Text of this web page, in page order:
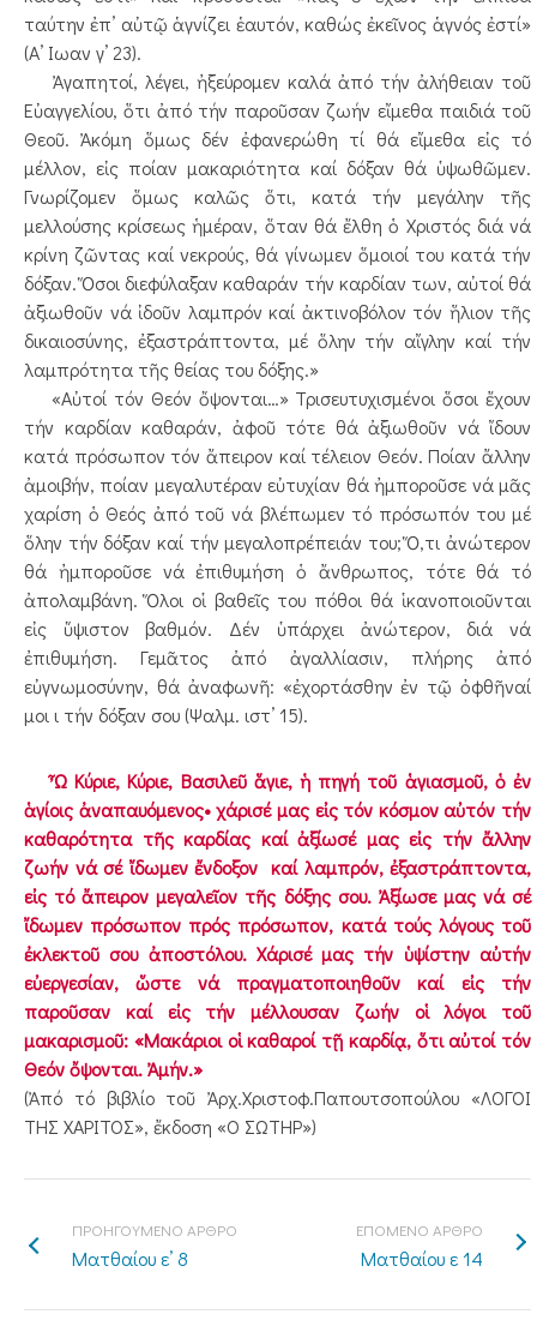
ταύτην ἐπ’ αὐτῷ ἁγνίζει ἑαυτόν, καθώς ἐκεῖνος ἁγνός ἐστί»
(Α’ Ιωαν γ’ 23).
Ἀγαπητοί, λέγει, ἠξεύρομεν καλά ἀπό τήν ἀλήθειαν τοῦ
Εὐαγγελίου, ὅτι ἀπό τήν παροῦσαν ζωήν εἴμεθα παιδιά τοῦ
Θεοῦ. Ἀκόμη ὅμως δέν ἐφανερώθη τί θά εἴμεθα εἰς τό
μέλλον, εἰς ποίαν μακαριότητα καί δόξαν θά ὑψωθῶμεν.
Γνωρίζομεν ὅμως καλῶς ὅτι, κατά τήν μεγάλην τῆς
μελλούσης κρίσεως ἡμέραν, ὅταν θά ἔλθη ὁ Χριστός διά νά
κρίνη ζῶντας καί νεκρούς, θά γίνωμεν ὅμοιοί του κατά τήν
δόξαν. Ὅσοι διεφύλαξαν καθαράν τήν καρδίαν των, αὐτοί θά
ἀξιωθοῦν νά ἰδοῦν λαμπρόν καί ἀκτινοβόλον τόν ἥλιον τῆς
δικαιοσύνης, ἐξαστράπτοντα, μέ ὅλην τήν αἴγλην καί τήν
λαμπρότητα τῆς θείας του δόξης.»
«Αὐτοί τόν Θεόν ὄψονται…» Τρισευτυχισμένοι ὅσοι ἔχουν
τήν καρδίαν καθαράν, ἀφοῦ τότε θά ἀξιωθοῦν νά ἴδουν
κατά πρόσωπον τόν ἄπειρον καί τέλειον Θεόν. Ποίαν ἄλλην
ἀμοιβήν, ποίαν μεγαλυτέραν εὐτυχίαν θά ἠμποροῦσε νά μᾶς
χαρίση ὁ Θεός ἀπό τοῦ νά βλέπωμεν τό πρόσωπόν του μέ
ὅλην τήν δόξαν καί τήν μεγαλοπρέπειάν του; Ὅ,τι ἀνώτερον
θά ἠμποροῦσε νά ἐπιθυμήση ὁ ἄνθρωπος, τότε θά τό
ἀπολαμβάνη. Ὅλοι οἱ βαθεῖς του πόθοι θά ἱκανοποιοῦνται
εἰς ὕψιστον βαθμόν. Δέν ὑπάρχει ἀνώτερον, διά νά
ἐπιθυμήση. Γεμᾶτος ἀπό ἀγαλλίασιν, πλήρης ἀπό
εὐγνωμοσύνην, θά ἀναφωνῆ: «ἐχορτάσθην ἐν τῷ ὀφθῆναί
μοι ι τήν δόξαν σου (Ψαλμ. ιστ’ 15).
Ὦ Κύριε, Κύριε, Βασιλεῦ ἅγιε, ἡ πηγή τοῦ ἁγιασμοῦ, ὁ ἐν
ἁγίοις ἀναπαυόμενος• χάρισέ μας εἰς τόν κόσμον αὐτόν τήν
καθαρότητα τῆς καρδίας καί ἀξίωσέ μας εἰς τήν ἄλλην
ζωήν νά σέ ἴδωμεν ἔνδοξον καί λαμπρόν, ἐξαστράπτοντα,
εἰς τό ἄπειρον μεγαλεῖον τῆς δόξης σου. Ἀξίωσε μας νά σέ
ἴδωμεν πρόσωπον πρός πρόσωπον, κατά τούς λόγους τοῦ
ἐκλεκτοῦ σου ἀποστόλου. Χάρισέ μας τήν ὑψίστην αὐτήν
εὐεργεσίαν, ὥστε νά πραγματοποιηθοῦν καί εἰς τήν
παροῦσαν καί εἰς τήν μέλλουσαν ζωήν οἱ λόγοι τοῦ
μακαρισμοῦ: «Μακάριοι οἱ καθαροί τῇ καρδίᾳ, ὅτι αὐτοί τόν
Θεόν ὄψονται. Ἀμήν.»
(Ἀπό τό βιβλίο τοῦ Ἀρχ.Χριστοφ.Παπουτσοπούλου «ΛΟΓΟΙ
ΤΗΣ ΧΑΡΙΤΟΣ», ἔκδοση «Ο ΣΩΤΗΡ»)
ΠΡΟΗΓΟΥΜΕΝΟ ΑΡΘΡΟ
Ματθαίου ε’ 8
ΕΠΟΜΕΝΟ ΑΡΘΡΟ
Ματθαίου ε 14